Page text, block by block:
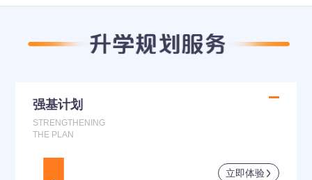
强基计划
STRENGTHENING
THE PLAN
立即体验